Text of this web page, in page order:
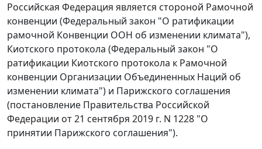
Российская Федерация является стороной Рамочной
конвенции (Федеральный закон "О ратификации
рамочной Конвенции ООН об изменении климата"),
Киотского протокола (Федеральный закон "О
ратификации Киотского протокола к Рамочной
конвенции Организации Объединенных Наций об
изменении климата") и Парижского соглашения
(постановление Правительства Российской
Федерации от 21 сентября 2019 г. N 1228 "О
принятии Парижского соглашения").